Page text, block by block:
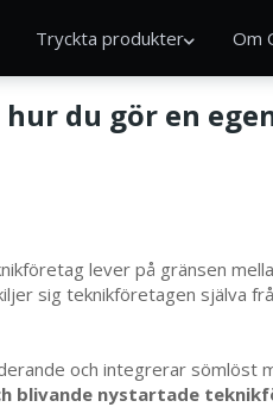
Tryckta produkter Om
du gör en
lever på gränsen
sig teknikföretagen själva
och integrerar
blivande nystartade